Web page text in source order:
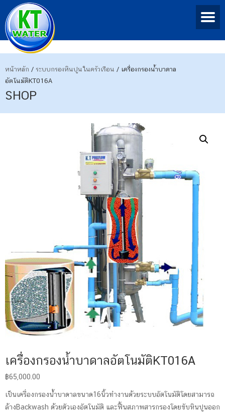
หน้าหลัก / ระบบกรองหินปูนในครัวเรือน / เครื่องกรองน้ำบาดาล
อัตโนมัติKT016A
SHOP
เครื่องกรองน้ำบาดาลอัตโนมัติKT016A
฿65,000.00
เป็นเครื่องกรองน้ำบาดาลขนาด16นิ้วทำงานด้วยระบบอัตโนมัติโดยสามารถ
ล้างBackwash ด้วยตัวเองอัตโนมัติ และฟื้นสภาพสารกรองโดยขับหินปูนออก